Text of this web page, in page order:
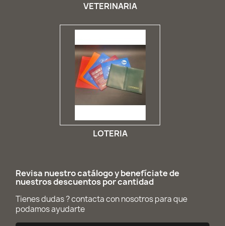
VETERINARIA
LOTERIA
Revisa nuestro catálogo y benefíciate de
nuestros descuentos por cantidad
Tienes dudas ? contacta con nosotros para que
podamos ayudarte